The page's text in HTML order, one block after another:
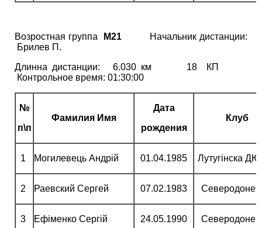
Возростная группа М21
Начальник дистанции:
Брилев П.
Длинна дистанции: 6.030 км 18 КП
Контрольное время: 01:30:00
№
п\п
Фамилия Имя
Дата
рождения
Клуб
1 Могилевець Андрій 01.04.1985 Лутугінска
2 Раевский Сергей 07.02.1983
3 Ефіменко Сергій 24.05.1990